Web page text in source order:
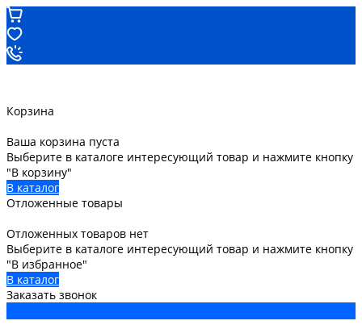
Корзина
Ваша корзина пуста
Выберите в каталоге интересующий товар и нажмите кнопку
"В корзину"
В каталог
Отложенные товары
Отложенных товаров нет
Выберите в каталоге интересующий товар и нажмите кнопку
"В избранное"
В каталог
Заказать звонок